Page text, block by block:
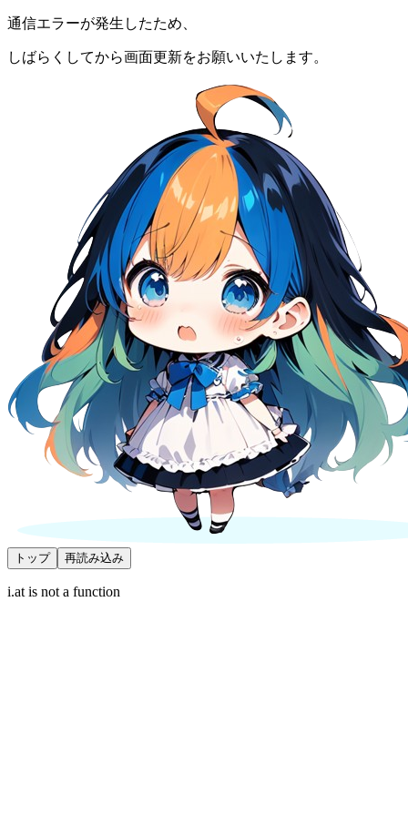
通信エラーが発生したため、
しばらくしてから画面更新をお願いいたします。
トップ 再読み込み
i.at is not a function